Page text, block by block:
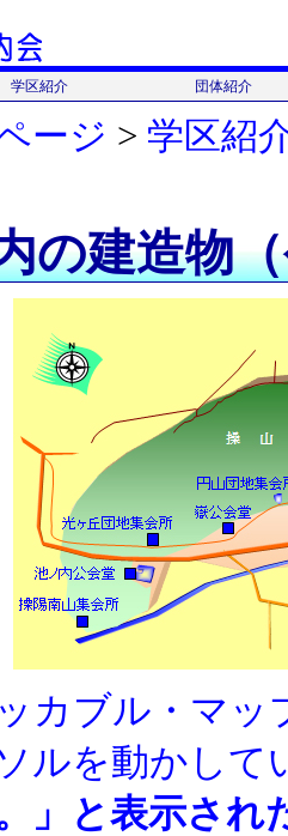
学区紹介
さつ
会
介跡
ップ
団体紹介
団体名一覧
富山学区体育協会
富山スポーツ少年団
富山スポーツクラブ
ージ > 学区紹
の建造物
カブル・マッ
ルを動かして
」と表示され